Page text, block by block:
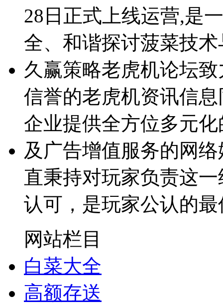
28日正式上线运营,是
全、和谐探讨菠菜技
久赢策略老虎机论坛
信誉的老虎机资讯信
企业提供全方位多元
及广告增值服务的网
直秉持对玩家负责这
认可，是玩家公认的
网站栏目
白菜大全
高额存送